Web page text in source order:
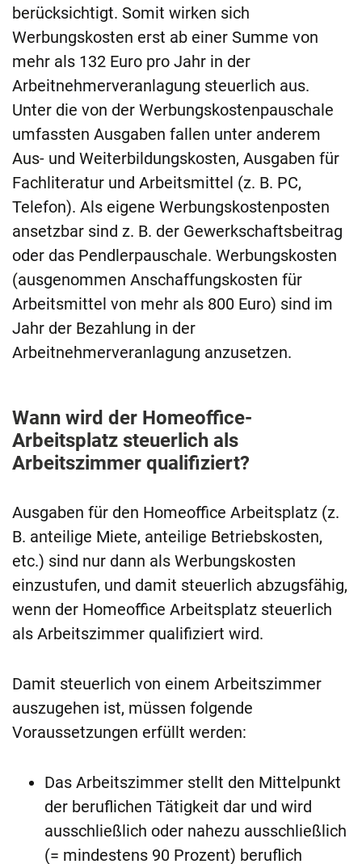
berücksichtigt. Somit wirken sich
Werbungskosten erst ab einer Summe von
mehr als 132 Euro pro Jahr in der
Arbeitnehmerveranlagung steuerlich aus.
Unter die von der Werbungskostenpauschale
umfassten Ausgaben fallen unter anderem
Aus- und Weiterbildungskosten, Ausgaben für
Fachliteratur und Arbeitsmittel (z. B. PC,
Telefon). Als eigene Werbungskostenposten
ansetzbar sind z. B. der Gewerkschaftsbeitrag
oder das Pendlerpauschale. Werbungskosten
(ausgenommen Anschaffungskosten für
Arbeitsmittel von mehr als 800 Euro) sind im
Jahr der Bezahlung in der
Arbeitnehmerveranlagung anzusetzen.
Wann wird der Homeoffice-
Arbeitsplatz steuerlich als
Arbeitszimmer qualifiziert?
Ausgaben für den Homeoffice Arbeitsplatz (z.
B. anteilige Miete, anteilige Betriebskosten,
etc.) sind nur dann als Werbungskosten
einzustufen, und damit steuerlich abzugsfähig,
wenn der Homeoffice Arbeitsplatz steuerlich
als Arbeitszimmer qualifiziert wird.
Damit steuerlich von einem Arbeitszimmer
auszugehen ist, müssen folgende
Voraussetzungen erfüllt werden:
Das Arbeitszimmer stellt den Mittelpunkt
der beruflichen Tätigkeit dar und wird
ausschließlich oder nahezu ausschließlich
(= mindestens 90 Prozent) beruflich